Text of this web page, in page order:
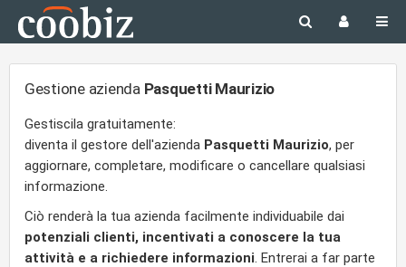
Gestione azienda Pasquetti Maurizio
Gestiscila gratuitamente:
diventa il gestore dell'azienda Pasquetti Maurizio, per
aggiornare, completare, modificare o cancellare qualsiasi
informazione.
Ciò renderà la tua azienda facilmente individuabile dai
potenziali clienti, incentivati a conoscere la tua
attività e a richiedere informazioni. Entrerai a far parte